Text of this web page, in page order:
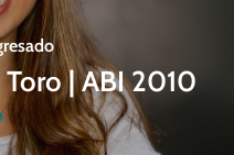
| ABI 2010